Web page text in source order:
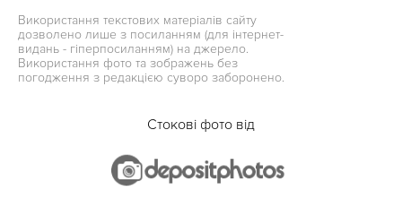
Використання текстових матеріалів сайту
дозволено лише з посиланням (для інтернет-
видань - гіперпосиланням) на джерело.
Використання фото та зображень без
погодження з редакцією суворо заборонено.
Стокові фото від